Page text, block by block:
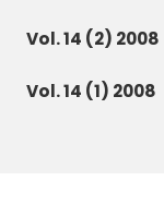
Vol. 14 (2) 2008
Vol. 14 (1) 2008